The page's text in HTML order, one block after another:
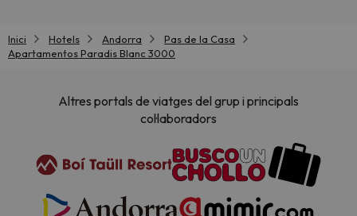
Inici Hotels Andorra
Pas de la Casa
Apartamentos Paradis Blanc 3000
Altres portals de viatges del grup i principals
col·laboradors